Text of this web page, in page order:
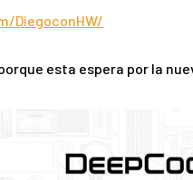
DiegoconHW/
esta espera por la